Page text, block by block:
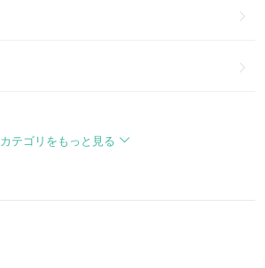
カテゴリをもっと見る